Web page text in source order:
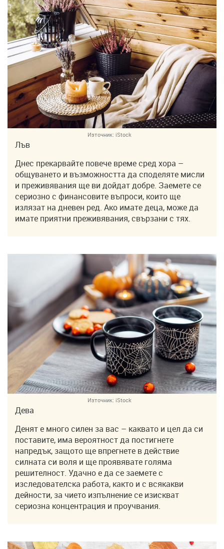
Източник: iStock
Лъв
Днес прекарвайте повече време сред хора –
общуването и възможността да споделяте мисли
и преживявания ще ви дойдат добре. Заемете се
сериозно с финансовите въпроси, които ще
излязат на дневен ред. Ако имате деца, може да
имате приятни преживявания, свързани с тях.
Източник: iStock
Дева
Денят е много силен за вас – каквато и цел да си
поставите, има вероятност да постигнете
напредък, защото ще впрегнете в действие
силната си воля и ще проявявате голяма
решителност. Удачно е да се заемете с
изследователска работа, както и с всякакви
дейности, за чието изпълнение се изискват
сериозна концентрация и проучвания.